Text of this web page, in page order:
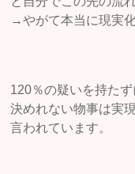
→やがて本当に現実
120％の疑いを持たず
決めれない物事は実
言われています。